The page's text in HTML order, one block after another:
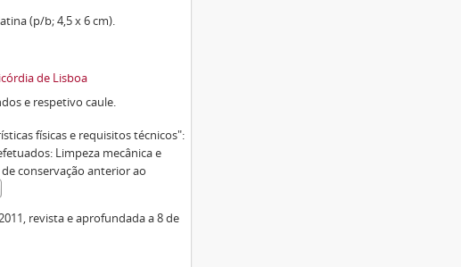
(p/b; 4,5 x 6 cm).
de Lisboa
e respetivo caule.
físicas e requisitos técnicos":
Limpeza mecânica e
conservação anterior ao
revista e aprofundada a 8 de